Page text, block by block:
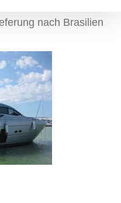
nach Brasilien